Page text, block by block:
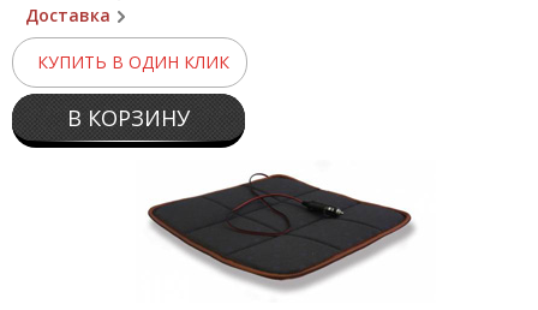
Доставка
КУПИТЬ В ОДИН КЛИК
В КОРЗИНУ